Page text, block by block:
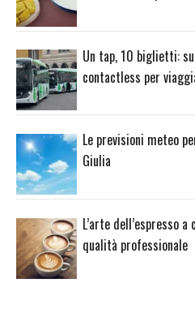
Un tap, 10 biglietti:
contactless per
Le previsioni meteo
Giulia
L’arte dell’espresso
qualità professionale